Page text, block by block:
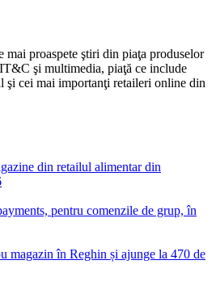
mai proaspete ştiri din piaţa produselor
şi multimedia, piaţă ce include
şi cei mai importanţi retaileri online din
din retailul alimentar din
pentru comenzile de grup, în
magazin în Reghin și ajunge la 470 de